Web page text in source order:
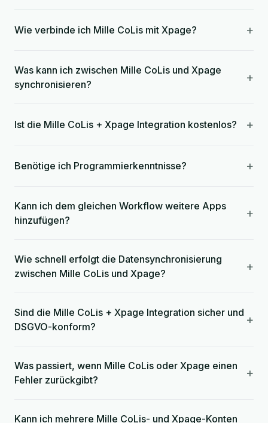
Wie verbinde ich Mille CoLis mit Xpage? +
Was kann ich zwischen Mille CoLis und Xpage
synchronisieren?
+
Ist die Mille CoLis + Xpage Integration kostenlos? +
Benötige ich Programmierkenntnisse? +
Kann ich dem gleichen Workflow weitere Apps
hinzufügen?
+
Wie schnell erfolgt die Datensynchronisierung
zwischen Mille CoLis und Xpage?
+
Sind die Mille CoLis + Xpage Integration sicher und
DSGVO-konform?
+
Was passiert, wenn Mille CoLis oder Xpage einen
Fehler zurückgibt?
+
Kann ich mehrere Mille CoLis- und Xpage-Konten